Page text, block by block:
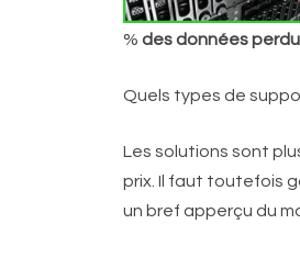
% des données
Quels types de
Les solutions sont
prix. Il faut toutefois
un bref apperçu du